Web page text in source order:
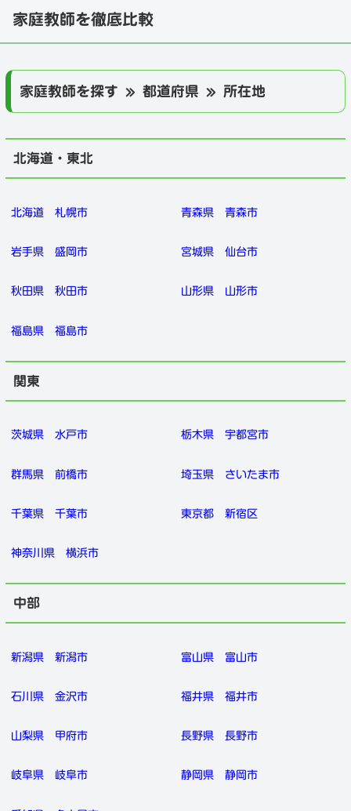
家庭教師を徹底比較
家庭教師を探す » 都道府県 » 所在地
北海道・東北
北海道 札幌市 青森県 青森市
岩手県 盛岡市 宮城県 仙台市
秋田県 秋田市 山形県 山形市
福島県 福島市
関東
茨城県 水戸市 栃木県 宇都宮市
群馬県 前橋市 埼玉県 さいたま市
千葉県 千葉市 東京都 新宿区
神奈川県 横浜市
中部
新潟県 新潟市 富山県 富山市
石川県 金沢市 福井県 福井市
山梨県 甲府市 長野県 長野市
岐阜県 岐阜市 静岡県 静岡市